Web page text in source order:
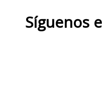
Síguenos